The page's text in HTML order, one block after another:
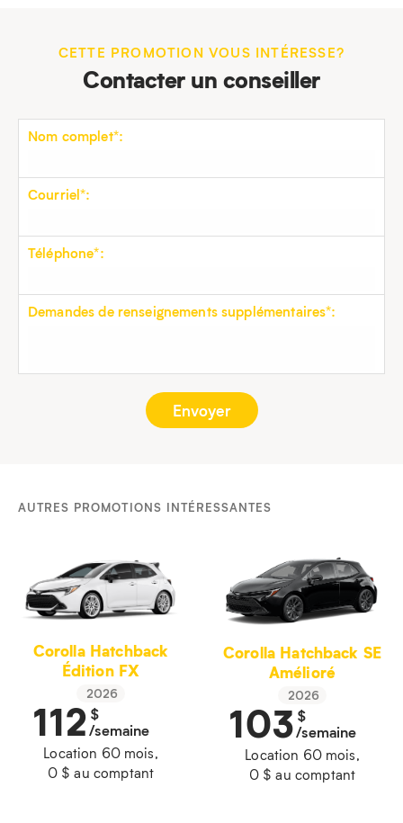
CETTE PROMOTION VOUS INTÉRESSE?
Contacter un conseiller
Nom complet*:
Courriel*:
Téléphone*:
Demandes de renseignements supplémentaires*:
AUTRES PROMOTIONS INTÉRESSANTES
Corolla Hatchback
Édition FX
2026
112 $
/semaine
Location 60 mois,
0 $ au comptant
Corolla Hatchback SE
Amélioré
2026
103 $
/semaine
Location 60 mois,
0 $ au comptant